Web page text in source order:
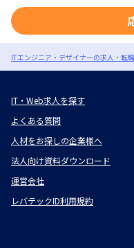
ITエンジニア・デザイナーの求人・転
IT・Web求人を探す
よくある質問
人材をお探しの企業様へ
法人向け資料ダウンロード
運営会社
レバテックID利用規約